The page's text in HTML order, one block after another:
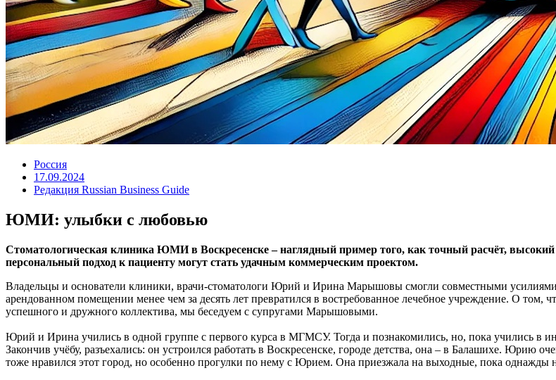
Россия
17.09.2024
Редакция Russian Business Guide
ЮМИ: улыбки с любовью
Стоматологическая клиника ЮМИ в Воскресенске – наглядный пример того, как точный расчёт,
персональный подход к пациенту могут стать удачным коммерческим проектом.
Владельцы и основатели клиники, врачи-стоматологи Юрий и Ирина Марышовы смогли совместными усилиями
арендованном помещении менее чем за десять лет превратился в востребованное лечебное учреждение. О том,
успешного и дружного коллектива, мы беседуем с супругами Марышовыми.
Юрий и Ирина учились в одной группе с первого курса в МГМСУ. Тогда и познакомились, но, пока учились в
Закончив учёбу, разъехались: он устроился работать в Воскресенске, городе детства, она – в Балашихе. Юрию
тоже нравился этот город, но особенно прогулки по нему с Юрием. Она приезжала на выходные, пока однажды